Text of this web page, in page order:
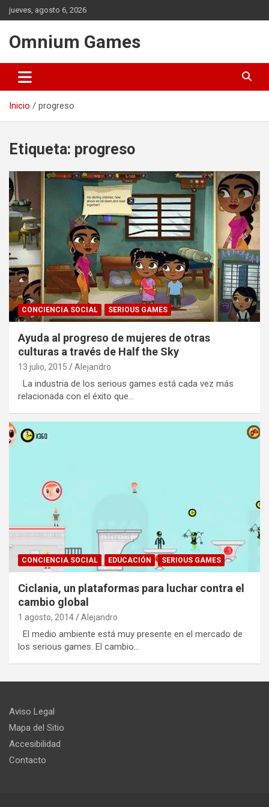
Saltar
al
jueves, agosto 6, 2026
Omnium Games
Inicio progreso
Etiqueta: progreso
CONCIENCIA SOCIAL SERIOUS GAMES
Ayuda al progreso de mujeres de otras
culturas a través de Half the Sky
13 julio, 2015 Alejandro
La industria de los serious games está cada vez más
relacionada con el éxito que…
CONCIENCIA SOCIAL EDUCACIÓN SERIOUS GAMES
Ciclania, un plataformas para luchar contra el
cambio global
1 agosto, 2014 Alejandro
El medio ambiente está muy presente en el mercado de
los serious games. El cambio…
Aviso Legal
Mapa del Sitio
Accesibilidad
Contacto